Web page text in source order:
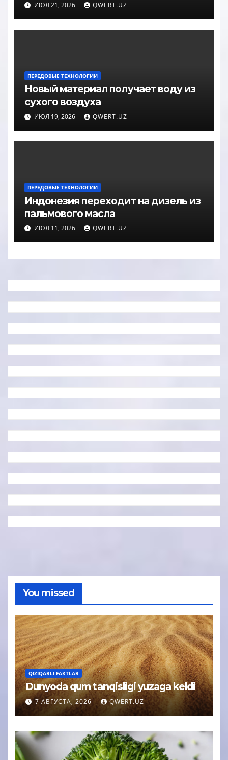
ИЮЛ 21, 2026 QWERT.UZ
ПЕРЕДОВЫЕ ТЕХНОЛОГИИ
Новый материал получает воду из
сухого воздуха
ИЮЛ 19, 2026 QWERT.UZ
ПЕРЕДОВЫЕ ТЕХНОЛОГИИ
Индонезия переходит на дизель из
пальмового масла
ИЮЛ 11, 2026 QWERT.UZ
You missed
QIZIQARLI FAKTLAR
Dunyoda qum tanqisligi yuzaga keldi
7 АВГУСТА, 2026 QWERT.UZ